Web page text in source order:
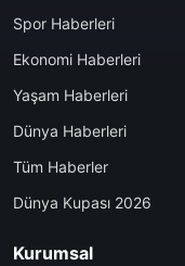
Spor Haberleri
Ekonomi Haberleri
Yaşam Haberleri
Dünya Haberleri
Tüm Haberler
Dünya Kupası 2026
Kurumsal